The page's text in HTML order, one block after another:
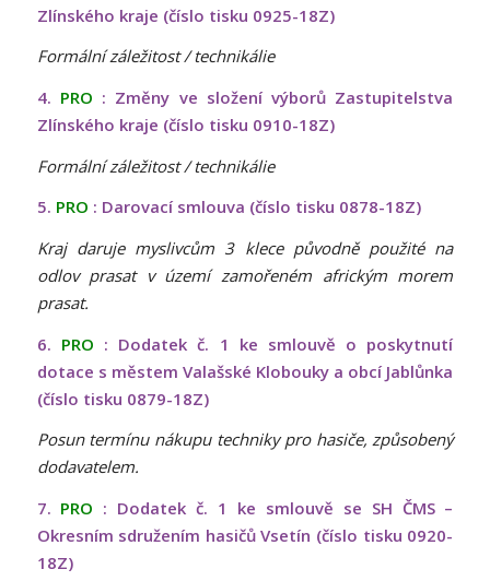
Zlínského kraje (číslo tisku 0925-18Z)
Formální záležitost / technikálie
4. PRO : Změny ve složení výborů Zastupitelstva
Zlínského kraje (číslo tisku 0910-18Z)
Formální záležitost / technikálie
5. PRO : Darovací smlouva (číslo tisku 0878-18Z)
Kraj daruje myslivcům 3 klece původně použité na
odlov prasat v území zamořeném africkým morem
prasat.
6. PRO : Dodatek č. 1 ke smlouvě o poskytnutí
dotace s městem Valašské Klobouky a obcí Jablůnka
(číslo tisku 0879-18Z)
Posun termínu nákupu techniky pro hasiče, způsobený
dodavatelem.
7. PRO : Dodatek č. 1 ke smlouvě se SH ČMS –
Okresním sdružením hasičů Vsetín (číslo tisku 0920-
18Z)